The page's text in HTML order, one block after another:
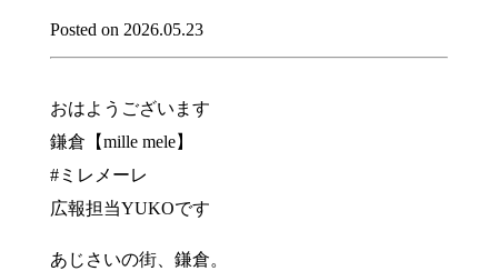
Posted on 2026.05.23
おはようございます
鎌倉【mille mele】
#ミレメーレ
広報担当YUKOです
あじさいの街、鎌倉。